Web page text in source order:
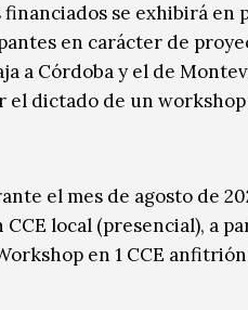
se exhibirá en
en carácter de
a Córdoba y el de
dictado de un
el mes de agosto de
local (presencial), a
en 1 CCE